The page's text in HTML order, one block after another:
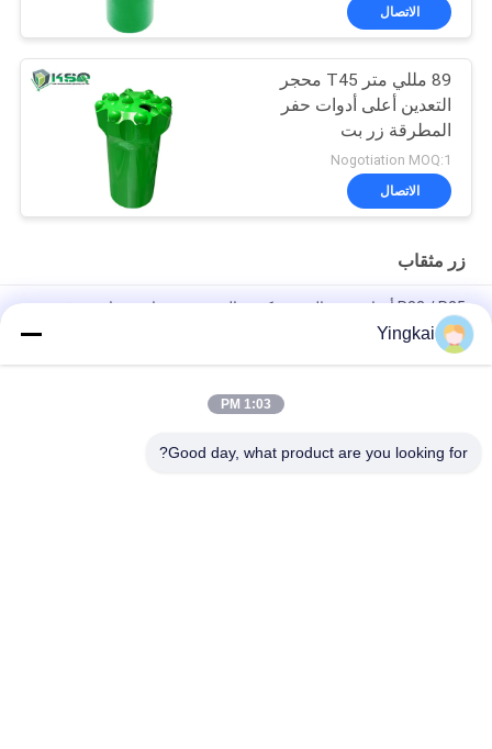
الاتصال
89 مللي متر T45 محجر
التعدين أعلى أدوات حفر
المطرقة زر بت
Nogotiation MOQ:1
الاتصال
زر مثقاب
R32 / R25 أدوات حفر الصخور كربيد التنجستن مثقاب مثقاب عرقوب
محول الطيار
تحريك وتحديد النفق المكيف الطيار 12 درجة قطر 40 ملم للحفر الكبيرة
Yingkai
1:03 PM
Good day, what product are you looking for?